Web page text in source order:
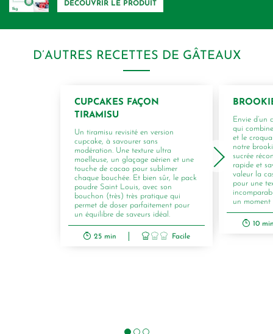
DÉCOUVRIR LE PRODUIT
D’AUTRES RECETTES DE GÂTEAUX
CUPCAKES FAÇON
TIRAMISU
Un tiramisu revisité en version
cupcake, à savourer sans
modération. Une texture ultra
moelleuse, un glaçage aérien et une
touche de cacao pour sublimer
chaque bouchée. Et bien sûr, le pack
poudre Saint Louis, avec son
bouchon (très) très pratique qui
permet de doser parfaitement pour
un équilibre de saveurs idéal.
25 min Facile
Envie d’un
qui
et le
notre
sucrée
rapide et
valeur la
pour une
un
10